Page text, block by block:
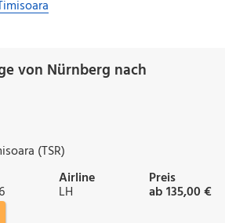
von Nürnberg nach
(TSR)
Airline
LH
Preis
ab 135,00 €